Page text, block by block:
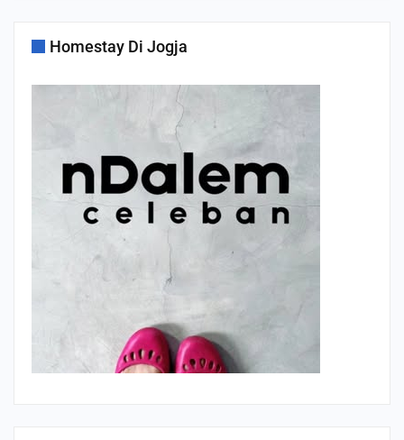
Homestay Di Jogja